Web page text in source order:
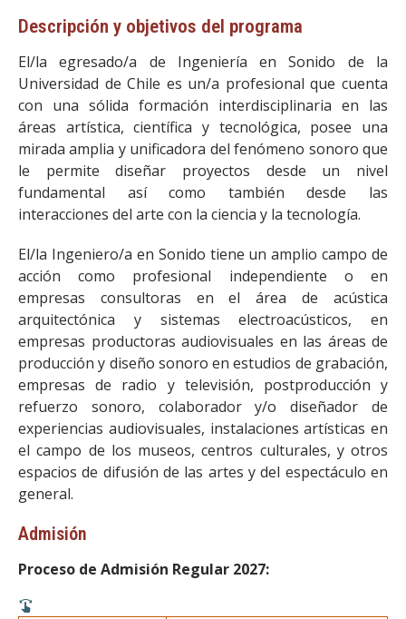
Descripción y objetivos del programa
El/la egresado/a de Ingeniería en Sonido de la
Universidad de Chile es un/a profesional que cuenta
con una sólida formación interdisciplinaria en las
áreas artística, científica y tecnológica, posee una
mirada amplia y unificadora del fenómeno sonoro que
le permite diseñar proyectos desde un nivel
fundamental así como también desde las
interacciones del arte con la ciencia y la tecnología.
El/la Ingeniero/a en Sonido tiene un amplio campo de
acción como profesional independiente o en
empresas consultoras en el área de acústica
arquitectónica y sistemas electroacústicos, en
empresas productoras audiovisuales en las áreas de
producción y diseño sonoro en estudios de grabación,
empresas de radio y televisión, postproducción y
refuerzo sonoro, colaborador y/o diseñador de
experiencias audiovisuales, instalaciones artísticas en
el campo de los museos, centros culturales, y otros
espacios de difusión de las artes y del espectáculo en
general.
Admisión
Proceso de Admisión Regular 2027: